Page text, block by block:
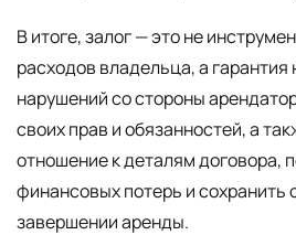
В итоге, залог — это не
расходов владельца, а гарантия
нарушений со стороны
своих прав и обязанностей, а
отношение к деталям договора,
финансовых потерь и сохранить
завершении аренды.